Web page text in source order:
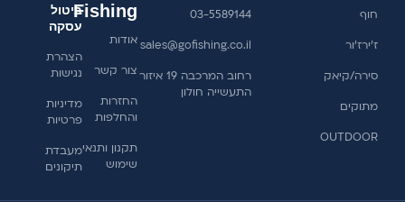
Fishing
אודות
צור קשר
החזרות
והחלפות
תקנון ותנאי
שימוש
ביטול
עסקה
הצהרת
נגישות
מדיניות
פרטיות
מעבדת
תיקונים
חוף
ז'ירז'ור
סירה/קיאק
מתוקים
OUTDOOR
03-5589144
sales@gofishing.co.il
רחוב המרכבה 19 איזור
התעשייה חולון